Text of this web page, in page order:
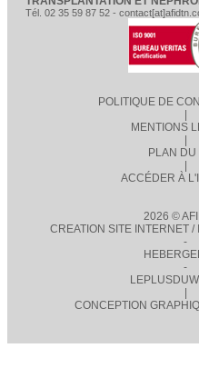
Tél. 02 35 59 87 52 -
POLITIQUE DE
MENTIONS
PLAN DU
ACCÉDER À
2026 ©
CREATION SITE INTERNET
-
-
CONCEPTION